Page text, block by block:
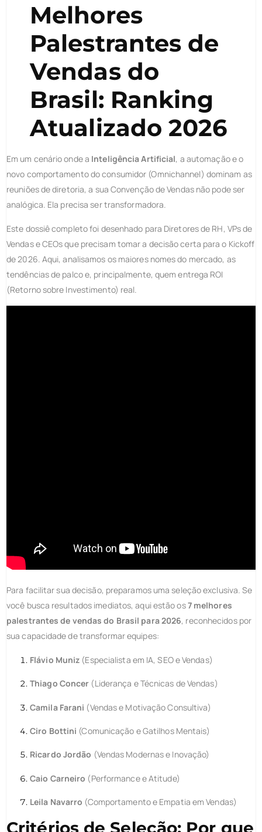
Melhores
Palestrantes de
Vendas do
Brasil: Ranking
Atualizado 2026
Em um cenário onde a Inteligência Artificial, a automação e o
novo comportamento do consumidor (Omnichannel) dominam as
reuniões de diretoria, a sua Convenção de Vendas não pode ser
analógica. Ela precisa ser transformadora.
Este dossiê completo foi desenhado para Diretores de RH, VPs de
Vendas e CEOs que precisam tomar a decisão certa para o Kickoff
de 2026. Aqui, analisamos os maiores nomes do mercado, as
tendências de palco e, principalmente, quem entrega ROI
(Retorno sobre Investimento) real.
Para facilitar sua decisão, preparamos uma seleção exclusiva. Se
você busca resultados imediatos, aqui estão os7 melhores
palestrantes de vendas do Brasil para 2026, reconhecidos por
sua capacidade de transformar equipes:
Flávio Muniz (Especialista em IA, SEO e Vendas)
Thiago Concer (Liderança e Técnicas de Vendas)
Camila Farani (Vendas e Motivação Consultiva)
Ciro Bottini (Comunicação e Gatilhos Mentais)
Ricardo Jordão (Vendas Modernas e Inovação)
Caio Carneiro (Performance e Atitude)
Leila Navarro (Comportamento e Empatia em Vendas)
Critérios de Seleção: Por que